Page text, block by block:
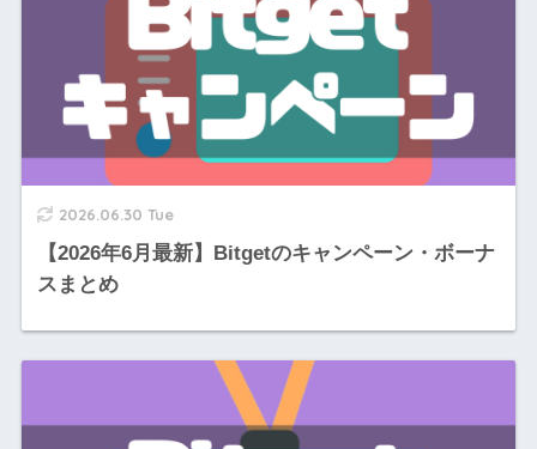
2026.06.30 Tue
【2026年6月最新】Bitgetのキャンペーン・ボーナ
スまとめ